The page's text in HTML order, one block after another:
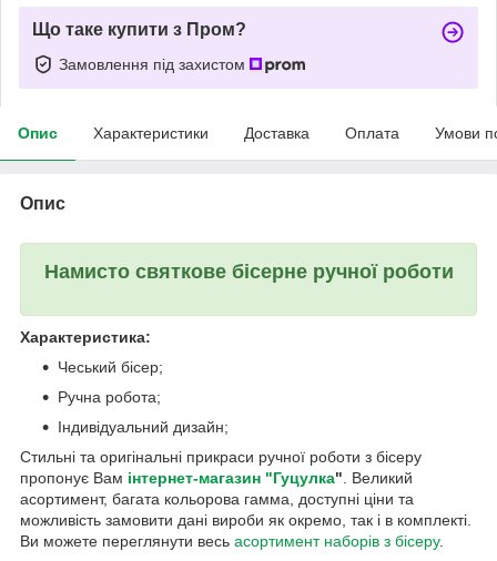
Що таке купити з Пром?
Замовлення під захистом
Опис Характеристики Доставка Оплата Умови
Опис
Намисто святкове бісерне ручної роботи
Характеристика:
Чеський бісер;
Ручна робота;
Індивідуальний дизайн;
Стильні та оригінальні прикраси ручної роботи з бісеру
пропонує Вам інтернет-магазин "Гуцулка". Великий
асортимент, багата кольорова гамма, доступні ціни та
можливість замовити дані вироби як окремо, так і в комплекті.
Ви можете переглянути весь асортимент наборів з бісеру.